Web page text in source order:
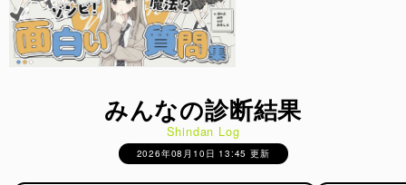
この診断のロジック
この診断では、対人コミュニケーションにおける自己開示
着目し、本音と建前のバランスを分析します。
質問では、「本心を伝える場面」「相手への配慮を優先する
場面」「意見が対立したときの反応」「人間関係での立ち回
り方」など、日常で起こりやすいシチュエーションをもとに
回答していただきます。
みんなの診断結果
Shindan Log
2026年08月10日 13:45 更新